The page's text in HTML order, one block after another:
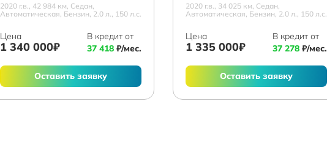
2020 г.в., 42 984 км, Седан,
Автоматическая, Бензин, 2.0 л., 150 л.с.
Цена
1 340 000₽
В кредит от
37 418 ₽/мес.
Оставить заявку
2020 г.в., 34 025 км, Седан,
Автоматическая, Бензин, 2.0 л., 150 л.с.
Цена
1 335 000₽
В кредит от
37 278 ₽/мес.
Оставить заявку